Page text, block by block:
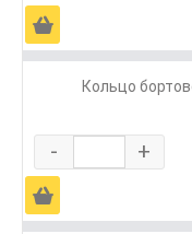
Ä
Кольцо
- +
Ä